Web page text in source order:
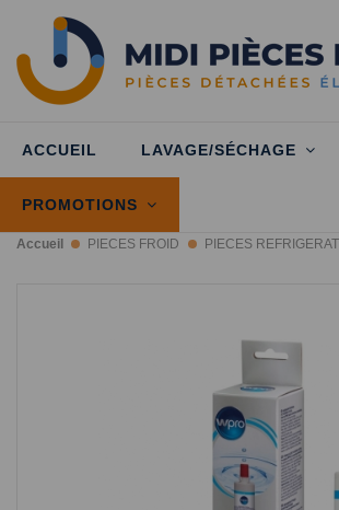
ACCUEIL LAVAGE/SÉCHAGE
PROMOTIONS
Accueil PIECES FROID PIECES